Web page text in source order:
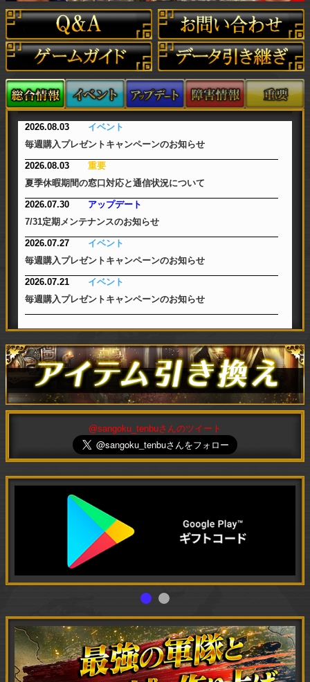
2026.08.03
イベント
毎週購入プレゼントキャンペーンのお知らせ
2026.08.03
重要
夏季休暇期間の窓口対応と通信状況について
2026.07.30
アップデート
7/31定期メンテナンスのお知らせ
2026.07.27
イベント
毎週購入プレゼントキャンペーンのお知らせ
2026.07.21
イベント
毎週購入プレゼントキャンペーンのお知らせ
@sangoku_tenbuさんのツイート